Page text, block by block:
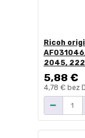
Ricoh
2045,
5,88 €
4,78 € bez